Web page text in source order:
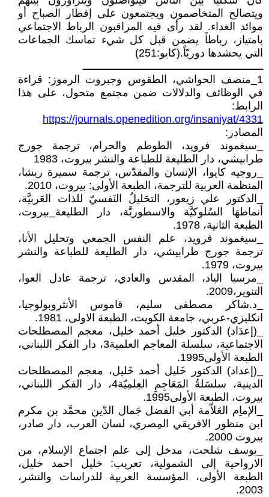
ويتصالح المتخاصمون ويجتمعون على إفطار الصباح أو
موائد الغداء. لقد رأى فيه المراقبون الرباط الاجتماعي
بامتياز، رباطاً يضمن قبل كل شيء تماسك الجماعات
التي يحشدها دوريّاً.(كايو:251)
ــــــــــــــــــــــــــــــــــــــــــــــــــــــــــــ
1_منصف الحواشي، الطقوس وجبروت الرموز: قراءة
في الوظائف والدلالات ضمن مجتمع متحول، على هذا
الرابط:
https://journals.openedition.org/insaniyat/4331
المصادر:
_سيغموند فرويد، الطوطم والحرام، ترجمة جورج
طرابيشي، دار الطليعة للطباعة والنشر بيروت، 1983
_روجيه كايوا، الإنسان والمقدّس، ترجمة سميرة ريشا،
المنظمة العربية للترجمة، الطبعة الأولى: بيروت، 2010.
_الدكتور علي زيعور، التحَليلُ النَفسيّ للذات العَربيَّة،
أنماطهَا السُلوكيَّة والاسطوريَّة، دار الطليعة_بيروت،
الطبعة الثانية، 1978.
_سيغموند فرويد، علم النفس الجمعي وتحليل الأنا،
ترجمة جورج طرابيشي، دار الطليعة للطباعة والنشر
بيروت، 1979.
_مرسيا الياد، المقدس والعادي، ترجمة عادل العوا،
التنوير،2009.
_د.شاكر مصطفى سليم، قاموس الأنثروبولوجيا،
انكليزي-عربي، جامعة الكويت، الطبعة الاولى، 1981.
_(إعدَاد) الدكتور خليل أحمد خليل، معجم المصطلحات
الاجتماعية، سلسلة المعاجم العلمية3، دار الفكر اللبناني،
الطبعة الأولى1995.
_(إعداد) الدكتور خَليل أحمد خَليل، معجم المصطلحات
الدينية، سلسَلةُ المَعَاجِمِ العِلمِيّة4، دار الفكر اللبناني،
بيروت، الطبعة الأولى1995.
_الإماِم العَلاّمة أبي الفضل جَمال الدّين محمَّد بن مكرم
ابن منظور الافريقي المِصري، لسان العرب، دار صادر،
بيروت 2000.
_يوسف شلحت، مدخل إلى علم اجتماع الإسلام، من
الارواحية إلى الشمولية، تعريب: خليل احمد خليل،
الطبعة الأولى، المؤسسة العربية للدراسات والنشر،
2003.